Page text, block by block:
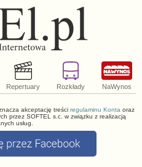
Repertuary Rozkłady NaWynos
akceptację treści regulaminu Konta oraz
przez SOFTEL s.c. w związku z realizacją
usług.